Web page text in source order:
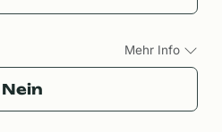
Mehr Info
Nein